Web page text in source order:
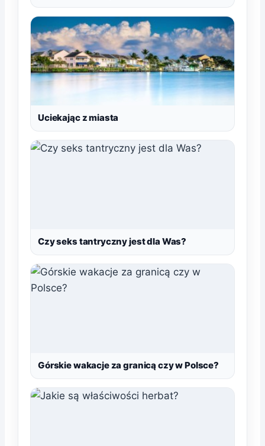
Uciekając z miasta
Czy seks tantryczny jest dla Was?
Górskie wakacje za granicą czy w Polsce?